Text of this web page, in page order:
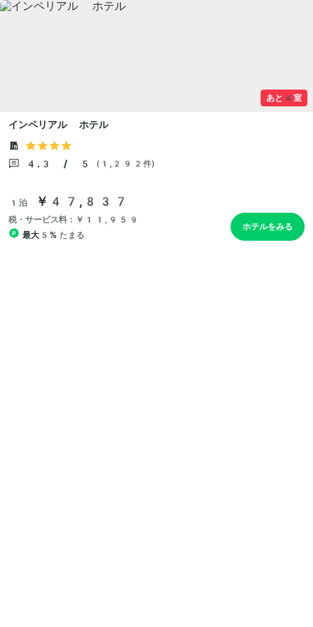
あと4室
インペリアル ホテル
4.3 / 5 (1,292件)
1泊 ￥47,837
税・サービス料：￥11,959
最大5% たまる
ホテルをみる